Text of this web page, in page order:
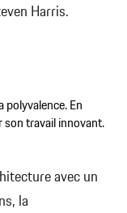
Harris.
polyvalence. En
son travail innovant.
avec un
la